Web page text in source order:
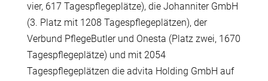
vier, 617 Tagespflegeplätze), die Johanniter GmbH
(3. Platz mit 1208 Tagespflegeplätzen), der
Verbund PflegeButler und Onesta (Platz zwei, 1670
Tagespflegeplätze) und mit 2054
Tagespflegeplätzen die advita Holding GmbH auf